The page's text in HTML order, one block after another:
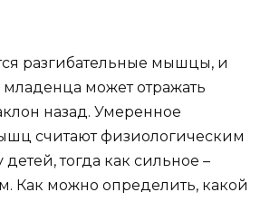
разгибательные мышцы, и
младенца может отражать
назад. Умеренное
считают физиологическим
тогда как сильное –
Как можно определить, какой